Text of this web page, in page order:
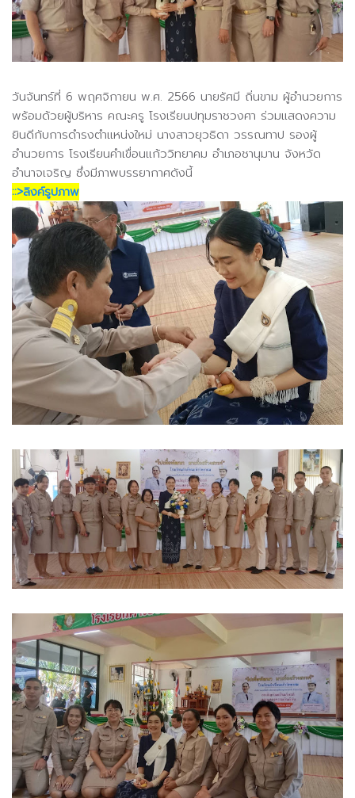
วันจันทร์ที่ 6 พฤศจิกายน พ.ศ. 2566 นายรัศมี ถิ่นขาม ผู้อำนวยการ
พร้อมด้วยผู้บริหาร คณะครู โรงเรียนปทุมราชวงศา ร่วมแสดงความ
ยินดีกับการดำรงตำแหน่งใหม่ นางสาวยุวธิดา วรรณทาป รองผู้
อำนวยการ โรงเรียนคำเขื่อนแก้ววิทยาคม อำเภอชานุมาน จังหวัด
อำนาจเจริญ ซึ่งมีภาพบรรยากาศดังนี้
::>ลิงค์รูปภาพ